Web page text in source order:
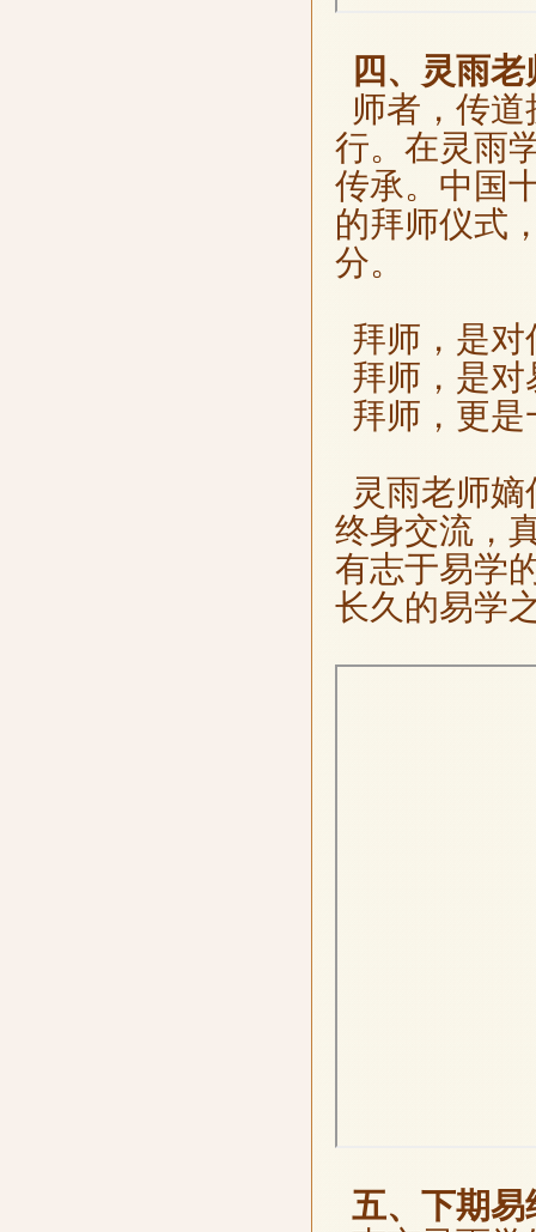
四、灵雨
师者，传
行。在灵雨
传承。中国
的拜师仪式
分。
拜师，是
拜师，是
拜师，更
灵雨老师
终身交流，
有志于易学
长久的易学
五、下期